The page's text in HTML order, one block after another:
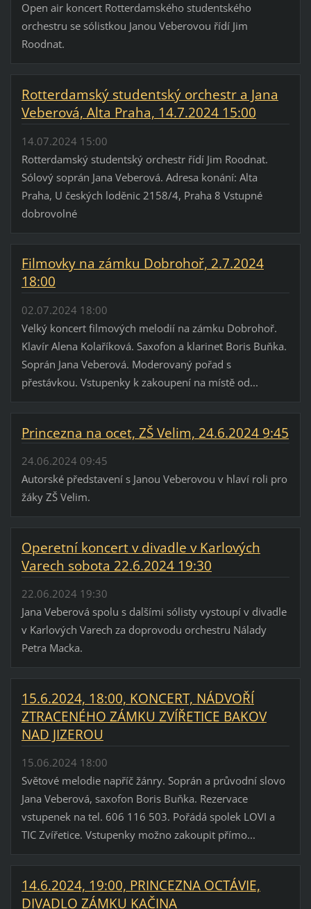
Open air koncert Rotterdamského studentského
orchestru se sólistkou Janou Veberovou řídí Jim
Roodnat.
Rotterdamský studentský orchestr a Jana
Veberová, Alta Praha, 14.7.2024 15:00
14.07.2024 15:00
Rotterdamský studentský orchestr řídí Jim Roodnat.
Sólový soprán Jana Veberová. Adresa konání: Alta
Praha, U českých loděnic 2158/4, Praha 8 Vstupné
dobrovolné
Filmovky na zámku Dobrohoř, 2.7.2024
18:00
02.07.2024 18:00
Velký koncert filmových melodií na zámku Dobrohoř.
Klavír Alena Kolaříková. Saxofon a klarinet Boris Buňka.
Soprán Jana Veberová. Moderovaný pořad s
přestávkou. Vstupenky k zakoupení na místě od...
Princezna na ocet, ZŠ Velim, 24.6.2024 9:45
24.06.2024 09:45
Autorské představení s Janou Veberovou v hlaví roli pro
žáky ZŠ Velim.
Operetní koncert v divadle v Karlových
Varech sobota 22.6.2024 19:30
22.06.2024 19:30
Jana Veberová spolu s dalšími sólisty vystoupí v divadle
v Karlových Varech za doprovodu orchestru Nálady
Petra Macka.
15.6.2024, 18:00, KONCERT, NÁDVOŘÍ
ZTRACENÉHO ZÁMKU ZVÍŘETICE BAKOV
NAD JIZEROU
15.06.2024 18:00
Světové melodie napříč žánry. Soprán a průvodní slovo
Jana Veberová, saxofon Boris Buňka. Rezervace
vstupenek na tel. 606 116 503. Pořádá spolek LOVI a
TIC Zvířetice. Vstupenky možno zakoupit přímo...
14.6.2024, 19:00, PRINCEZNA OCTÁVIE,
DIVADLO ZÁMKU KAČINA